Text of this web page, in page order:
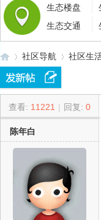
生态楼盘
生态交通
»
社区导航 社区生
查看: 11221 | 回复: 0
陈年白